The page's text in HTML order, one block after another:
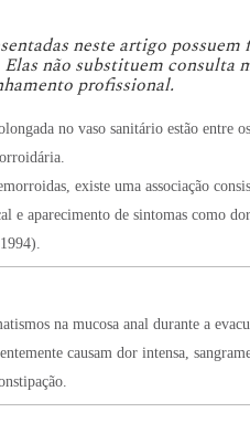
neste artigo possuem
não substituem consulta
profissional.
no vaso sanitário estão entre
existe uma associação
e aparecimento de sintomas como
na mucosa anal durante a
causam dor intensa,